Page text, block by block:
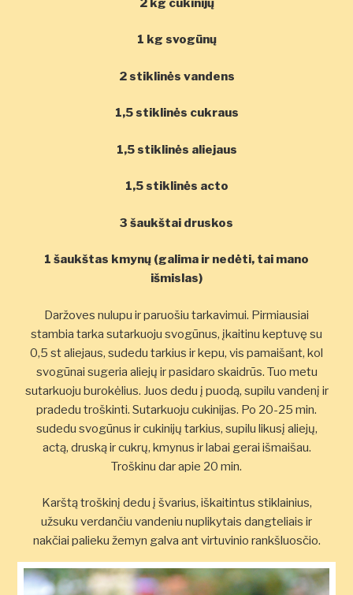
2 kg cukinijų
1 kg svogūnų
2 stiklinės vandens
1,5 stiklinės cukraus
1,5 stiklinės aliejaus
1,5 stiklinės acto
3 šaukštai druskos
1 šaukštas kmynų (galima ir nedėti, tai mano
išmislas)
Daržoves nulupu ir paruošiu tarkavimui. Pirmiausiai
stambia tarka sutarkuoju svogūnus, įkaitinu keptuvę su
0,5 st aliejaus, sudedu tarkius ir kepu, vis pamaišant, kol
svogūnai sugeria aliejų ir pasidaro skaidrūs. Tuo metu
sutarkuoju burokėlius. Juos dedu į puodą, supilu vandenį ir
pradedu troškinti. Sutarkuoju cukinijas. Po 20-25 min.
sudedu svogūnus ir cukinijų tarkius, supilu likusį aliejų,
actą, druską ir cukrų, kmynus ir labai gerai išmaišau.
Troškinu dar apie 20 min.
Karštą troškinį dedu į švarius, iškaitintus stiklainius,
užsuku verdančiu vandeniu nuplikytais dangteliais ir
nakčiai palieku žemyn galva ant virtuvinio rankšluosčio.